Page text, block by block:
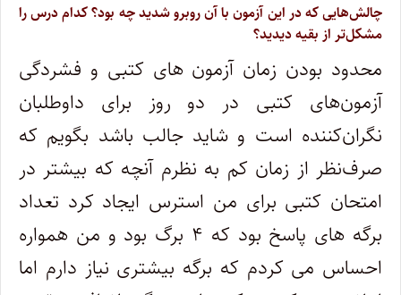
چالش‌هایی که در این آزمون با آن روبرو شدید چه بود؟ کدام درس را
مشکل‌تر از بقیه دیدید؟
محدود بودن زمان آزمون های کتبی و فشردگی
آزمون‌های کتبی در دو روز برای داوطلبان
نگران‌کننده است و شاید جالب باشد بگویم که
صرف‌نظر از زمان کم به نظرم آنچه که بیشتر در
امتحان کتبی برای من استرس ایجاد کرد تعداد
برگه های پاسخ بود که ۴ برگ بود و من همواره
احساس می کردم که برگه بیشتری نیاز دارم اما